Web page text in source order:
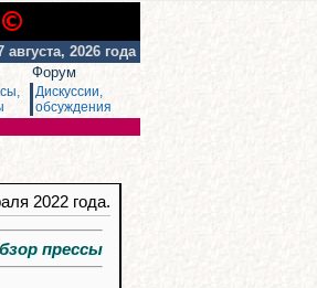
августа, 2026 года
Форум
Дискуссии,
обсуждения
2022 года.
прессы